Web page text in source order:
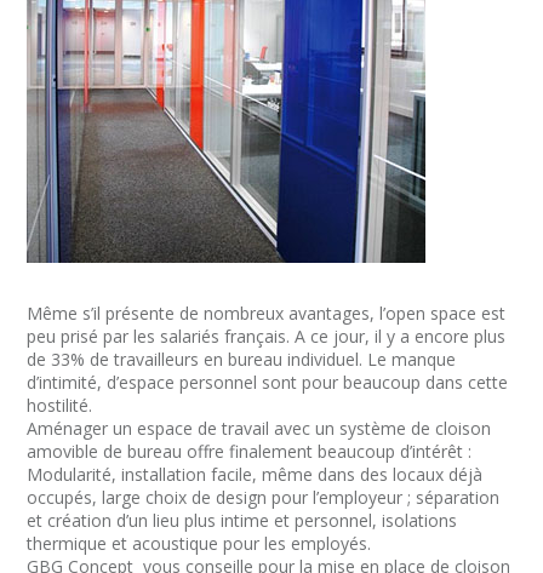
Même s’il présente de nombreux avantages, l’open space est
peu prisé par les salariés français. A ce jour, il y a encore plus
de 33% de travailleurs en bureau individuel. Le manque
d’intimité, d’espace personnel sont pour beaucoup dans cette
hostilité.
Aménager un espace de travail avec un système de cloison
amovible de bureau offre finalement beaucoup d’intérêt :
Modularité, installation facile, même dans des locaux déjà
occupés, large choix de design pour l’employeur ; séparation
et création d’un lieu plus intime et personnel, isolations
thermique et acoustique pour les employés.
GBG Concept vous conseille pour la mise en place de cloison